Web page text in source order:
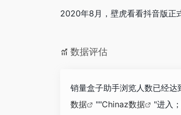
2020年8月，壁虎看看抖音版正
数据评估
销量盒子助手浏览人数已经
数据
""Chinaz数据
"进入